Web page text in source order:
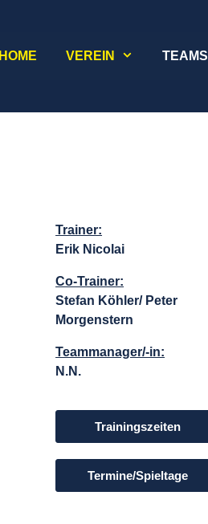
HOME VEREIN TEAMS
Trainer:
Erik Nicolai
Co-Trainer:
Stefan Köhler/ Peter
Morgenstern
Teammanager/-in:
N.N.
Trainingszeiten
Termine/Spieltage